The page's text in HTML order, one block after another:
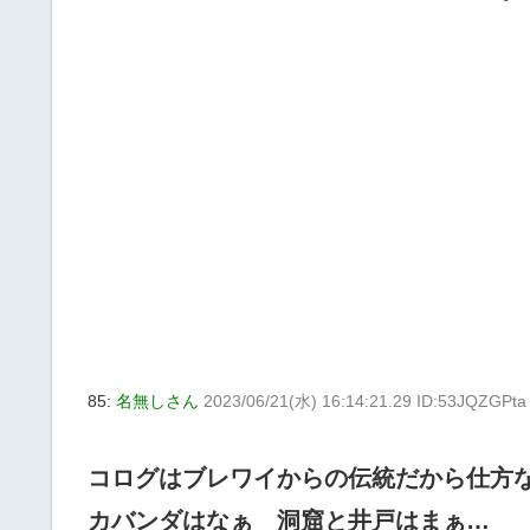
85: 名無しさん 2023/06/21(水) 16:14:21.29 ID:53JQZGPta
コログはブレワイからの伝統だから仕方
カバンダはなぁ 洞窟と井戸はまぁ…